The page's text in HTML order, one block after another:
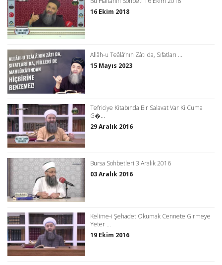
16 Ekim 2018
Allâh-u Teâlâ’nın Zâtı da, Sıfatları ...
15 Mayıs 2023
Tefriciye Kitabında Bir Salavat Var Ki Cuma
G�...
29 Aralık 2016
Bursa Sohbetleri 3 Aralık 2016
03 Aralık 2016
Kelime-i Şehadet Okumak Cennete Girmeye
Yeter ...
19 Ekim 2016